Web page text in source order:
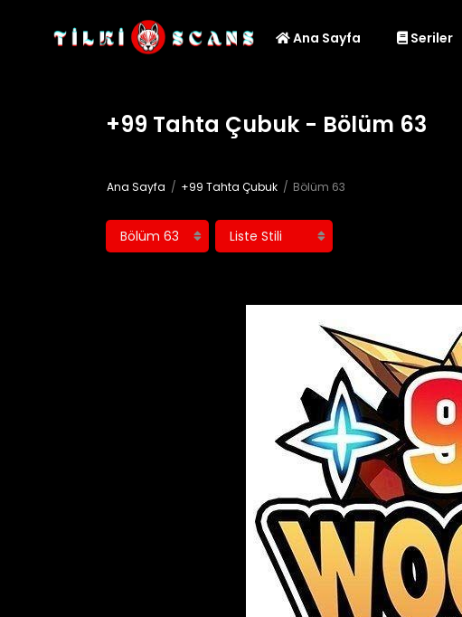
Ana Sayfa Seriler
+99 Tahta Çubuk - Bölüm 63
Ana Sayfa +99 Tahta Çubuk Bölüm 63